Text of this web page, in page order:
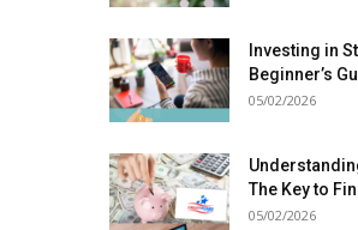
Investing in
Beginner’s
05/02/2026
The Key to
05/02/2026